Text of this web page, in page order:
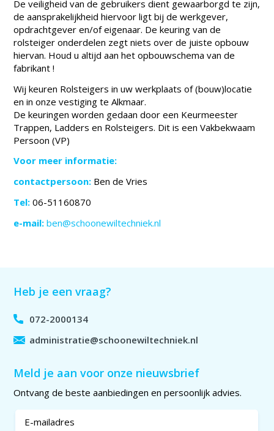
De veiligheid van de gebruikers dient gewaarborgd te zijn,
de aansprakelijkheid hiervoor ligt bij de werkgever,
opdrachtgever en/of eigenaar. De keuring van de
rolsteiger onderdelen zegt niets over de juiste opbouw
hiervan. Houd u altijd aan het opbouwschema van de
fabrikant !
Wij keuren Rolsteigers in uw werkplaats of (bouw)locatie
en in onze vestiging te Alkmaar.
De keuringen worden gedaan door een Keurmeester
Trappen, Ladders en Rolsteigers. Dit is een Vakbekwaam
Persoon (VP)
Voor meer informatie:
contactpersoon: Ben de Vries
Tel: 06-51160870
e-mail:ben@schoonewiltechniek.nl
Heb je een vraag?
072-2000134
administratie@schoonewiltechniek.nl
Meld je aan voor onze nieuwsbrief
Ontvang de beste aanbiedingen en persoonlijk advies.